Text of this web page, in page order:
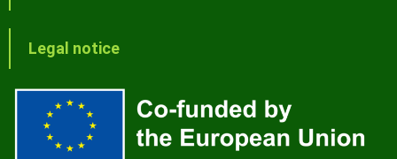
Legal notice